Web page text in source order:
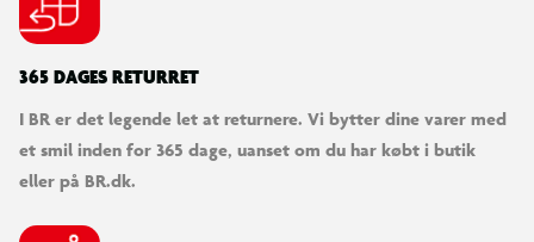
365 DAGES RETURRET
I BR er det legende let at returnere. Vi bytter dine varer med
et smil inden for 365 dage, uanset om du har købt i butik
eller på BR.dk.